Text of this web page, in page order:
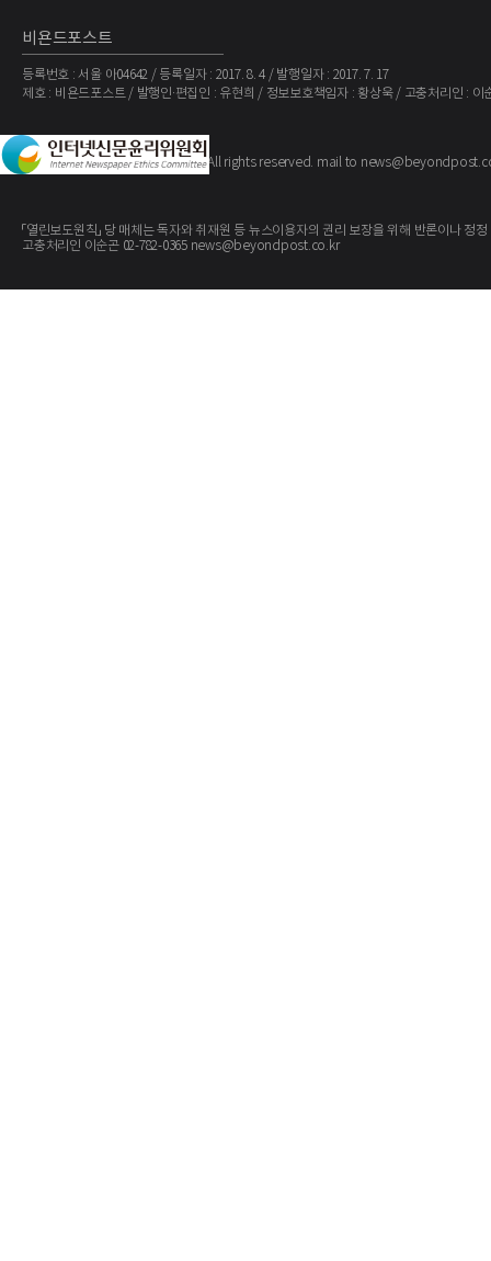
비욘드포스트
등록번호 : 서울 아04642 / 등록일자 : 2017. 8. 4 / 발행일자 : 2017. 7. 17
제호 : 비욘드포스트 / 발행인·편집인 : 유현희 / 정보보호책임자 : 황상욱 / 고충처리인 : 이
Copyright ©The BeyondPost. All rights reserved. mail to
「열린보도원칙」 당 매체는 독자와 취재원 등 뉴스이용자의 권리 보장을 위해 반론이나
고충처리인 이순곤 02-782-0365 news@beyondpost.co.kr